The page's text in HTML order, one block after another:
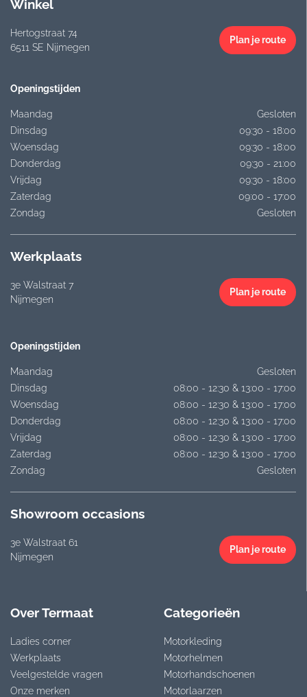
Winkel
Hertogstraat 74
6511 SE Nijmegen
Plan je route
Openingstijden
Maandag
Gesloten
Dinsdag
09:30 - 18:00
Woensdag
09:30 - 18:00
Donderdag
09:30 - 21:00
Vrijdag
09:30 - 18:00
Zaterdag
09:00 - 17:00
Zondag
Gesloten
Werkplaats
3e Walstraat 7
Nijmegen
Plan je route
Openingstijden
Maandag
Gesloten
Dinsdag
08:00 - 12:30 & 13:00 - 17:00
Woensdag
08:00 - 12:30 & 13:00 - 17:00
Donderdag
08:00 - 12:30 & 13:00 - 17:00
Vrijdag
08:00 - 12:30 & 13:00 - 17:00
Zaterdag
08:00 - 12:30 & 13:00 - 17:00
Zondag
Gesloten
Showroom occasions
3e Walstraat 61
Nijmegen
Plan je route
Over Termaat
Ladies corner
Werkplaats
Veelgestelde vragen
Onze merken
Categorieën
Motorkleding
Motorhelmen
Motorhandschoenen
Motorlaarzen